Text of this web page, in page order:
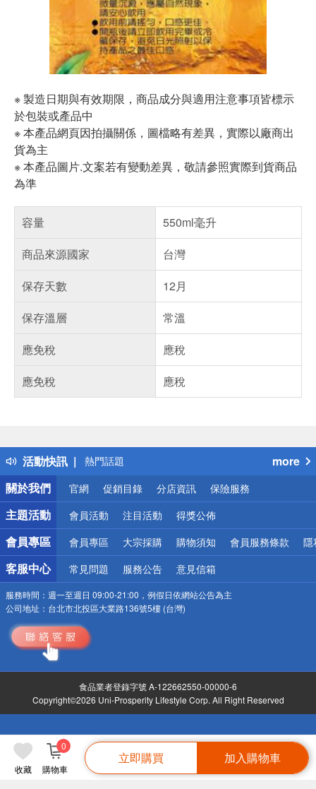
收藏 購物車
0
立即購買 加入購物車
※ 製造日期與有效期限，商品成分與適用注意事項皆標示
於包裝或產品中
※ 本產品網頁因拍攝關係，圖檔略有差異，實際以廠商出
貨為主
※ 本產品圖片.文案若有變動差異，敬請參照實際到貨商品
為準
容量
550ml毫升
商品來源國家
台灣
保存天數
12月
保存溫層
常溫
應免稅
應稅
應免稅
應稅
活動快訊
得獎公告
熱門話題
銀行優惠
偏遠地區配送
詐騙網頁！請小心！
more
關於我們
官網 促銷目錄 分店資訊 保險服務
主題活動 會員活動 注目活動 得獎公佈
會員專區 會員專區 大宗採購 購物須知 會員服務條款 隱
客服中心 常見問題 服務公告 意見信箱
服務時間： 週一至週日 09:00-21:00，例假日依網站公告為主
公司地址： 台北市北投區大業路136號5樓 (台灣)
食品業者登錄字號 A-122662550-00000-6
Copyright©2026 Uni-Prosperity Lifestyle Corp. All Right Reserved